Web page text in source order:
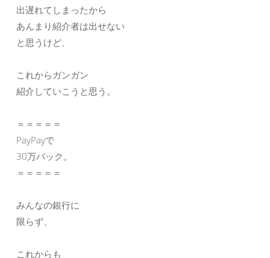
出遅れてしまったから
あんまり紹介者は出せない
と思うけど、
これからガンガン
紹介していこうと思う。
＝＝＝＝＝
PayPayで
30万バック。
＝＝＝＝＝
みんなの銀行に
限らず、
これからも